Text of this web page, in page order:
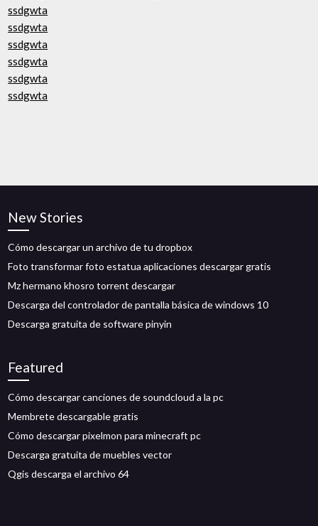
ssdgwta
ssdgwta
ssdgwta
ssdgwta
ssdgwta
ssdgwta
New Stories
Cómo descargar un archivo de tu dropbox
Foto transformar foto estatua aplicaciones descargar gratis
Mz hermano khosro torrent descargar
Descarga del controlador de pantalla básica de windows 10
Descarga gratuita de software pinyin
Featured
Cómo descargar canciones de soundcloud a la pc
Membrete descargable gratis
Cómo descargar pixelmon para minecraft pc
Descarga gratuita de muebles vector
Qgis descarga el archivo 64